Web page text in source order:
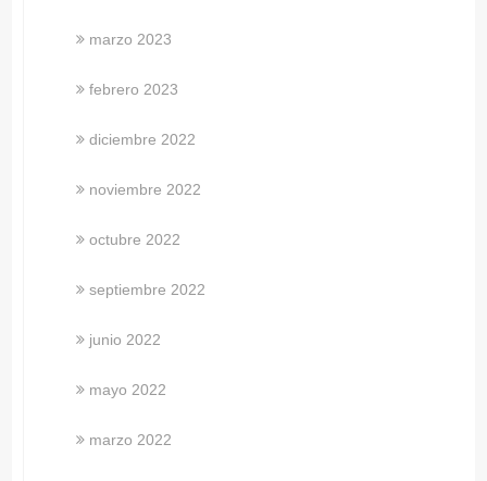
marzo 2023
febrero 2023
diciembre 2022
noviembre 2022
octubre 2022
septiembre 2022
junio 2022
mayo 2022
marzo 2022